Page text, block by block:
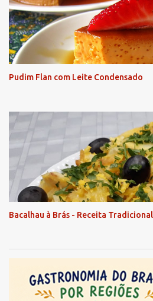
Pudim Flan com Leite Condensado
Bacalhau à Brás - Receita